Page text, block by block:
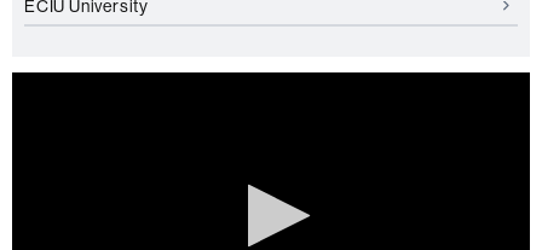
ECIU University